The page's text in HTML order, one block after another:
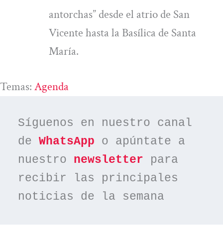
antorchas” desde el atrio de San
Vicente hasta la Basílica de Santa
María.
Temas: Agenda
Síguenos en nuestro canal
de WhatsApp o apúntate a
nuestro newsletter para
recibir las principales
noticias de la semana